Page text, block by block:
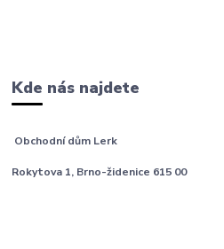
Kde nás najdete
Obchodní dům Lerk
Rokytova 1, Brno-židenice 615 00